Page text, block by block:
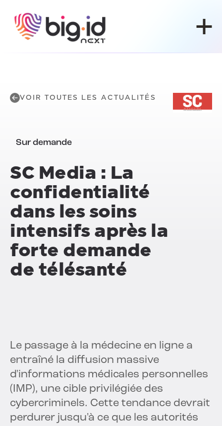
VOIR TOUTES LES ACTUALITÉS
Sur demande
SC Media : La
confidentialité
dans les soins
intensifs après la
forte demande
de télésanté
Le passage à la médecine en ligne a
entraîné la diffusion massive
d'informations médicales personnelles
(IMP), une cible privilégiée des
cybercriminels. Cette tendance devrait
perdurer jusqu'à ce que les autorités